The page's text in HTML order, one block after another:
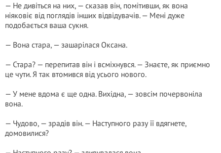
— Не дивіться на них, — сказав він, помітивши, як вона
ніяковіє від поглядів інших відвідувачів. — Мені дуже
подобається ваша сукня.
— Вона стара, — зашарілася Оксана.
— Стара? — перепитав він і всміхнувся. — Знаєте, як приємно
це чути. Я так втомився від усього нового.
— У мене вдома є ще одна. Вихідна, — зовсім почервоніла
вона.
— Чудово, — зрадів він. — Наступного разу її вдягнете,
домовилися?